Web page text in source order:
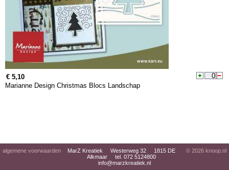
€ 5,10
Marianne Design Christmas Blocs Landschap
algemene voorwaarden
MarZ Kreatiek Westerweg 32 1815 DE
Alkmaar tel. 072 5124800
info@marzkreatiek.nl
© 2026 knoop.nl